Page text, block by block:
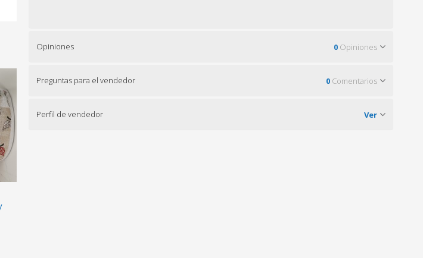
Opiniones 0 Opiniones
Preguntas para el vendedor 0 Comentarios
Perfil de vendedor Ver